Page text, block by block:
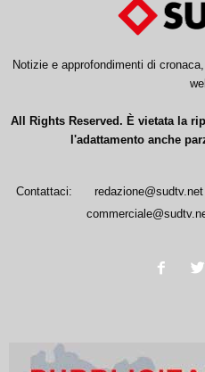
Notizie e approfondimenti di
All Rights Reserved. È vietata la
l'adattamento anche
Contattaci:
redazione@sudtv.net